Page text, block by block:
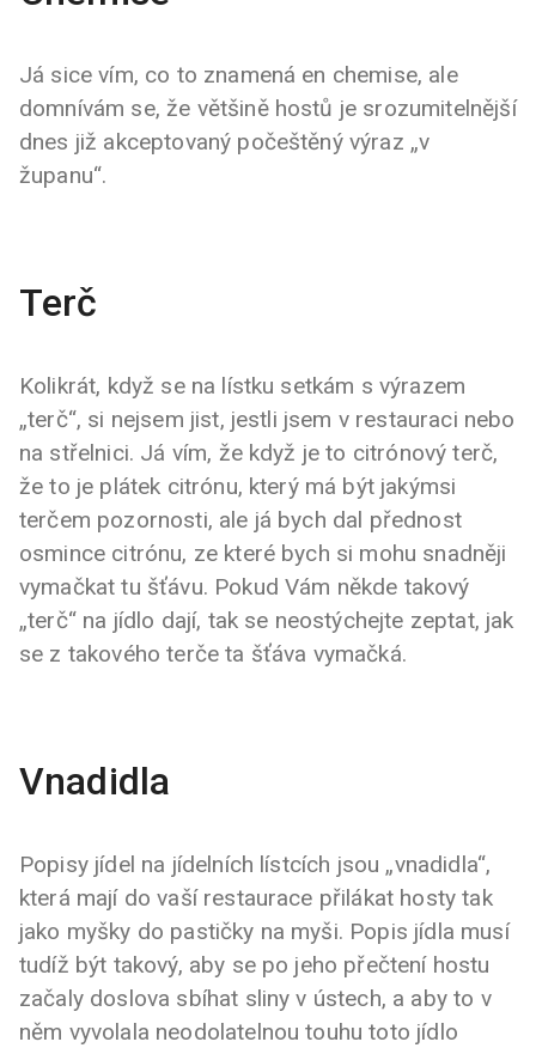
Já sice vím, co to znamená en chemise, ale
domnívám se, že většině hostů je srozumitelnější
dnes již akceptovaný počeštěný výraz „v
županu“.
Terč
Kolikrát, když se na lístku setkám s výrazem
„terč“, si nejsem jist, jestli jsem v restauraci nebo
na střelnici. Já vím, že když je to citrónový terč,
že to je plátek citrónu, který má být jakýmsi
terčem pozornosti, ale já bych dal přednost
osmince citrónu, ze které bych si mohu snadněji
vymačkat tu šťávu. Pokud Vám někde takový
„terč“ na jídlo dají, tak se neostýchejte zeptat, jak
se z takového terče ta šťáva vymačká.
Vnadidla
Popisy jídel na jídelních lístcích jsou „vnadidla“,
která mají do vaší restaurace přilákat hosty tak
jako myšky do pastičky na myši. Popis jídla musí
tudíž být takový, aby se po jeho přečtení hostu
začaly doslova sbíhat sliny v ústech, a aby to v
něm vyvolala neodolatelnou touhu toto jídlo